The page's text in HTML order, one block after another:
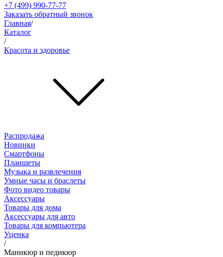
+7 (499) 990-77-77
Заказать обратный звонок
Главная/
Каталог
/
Красота и здоровье
Распродажа
Новинки
Смартфоны
Планшеты
Музыка и развлечения
Умные часы и браслеты
Фото видео товары
Аксессуары
Товары для дома
Аксессуары для авто
Товары для компьютера
Уценка
/
Маникюр и педикюр